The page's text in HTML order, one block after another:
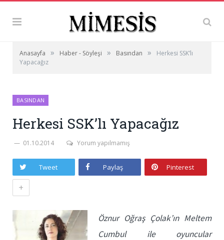
Anasayfa » Haber - Söyleşi » Basından »
Herkesi SSK’lı
Yapacağız
BASINDAN
Herkesi SSK’lı Yapacağız
01.10.2014 Yorum yapılmamış
Tweet Paylaş Pinterest
+
Öznur Oğraş Çolak’ın Meltem
Cumbul ile oyuncular